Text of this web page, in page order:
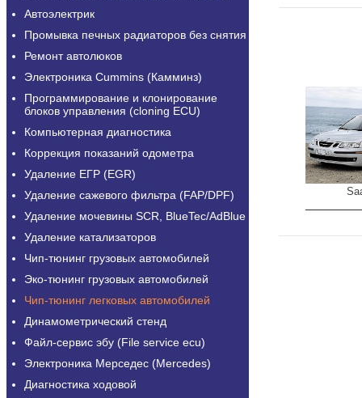
Автоэлектрик
Промывка печных радиаторов без снятия
Ремонт автолюков
Электроника Cummins (Камминз)
Программирование и клонирование
блоков управления (cloning ECU)
Компьютерная диагностика
Коррекция показаний одометра
Удаление ЕГР (EGR)
Удаление сажевого фильтра (FAP/DPF)
Удаление мочевины SCR, BlueTec/AdBlue
Удаление катализаторов
Чип-тюнинг грузовых автомобилей
Эко-тюнинг грузовых автомобилей
Чип-тюнинг легковых автомобилей
Динамометрический стенд
Файл-сервис эбу (File service ecu)
Электроника Мерседес (Mercedes)
Диагностика ходовой